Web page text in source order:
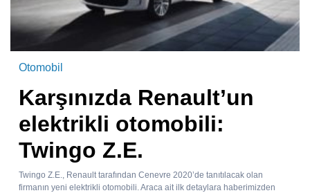
Otomobil
Karşınızda Renault’un
elektrikli otomobili:
Twingo Z.E.
Twingo Z.E., Renault tarafından Cenevre 2020’de tanıtılacak olan
firmanın yeni elektrikli otomobili. Araca ait ilk detaylara haberimizden